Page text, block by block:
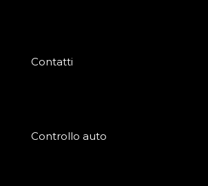
Contatti
Controllo auto